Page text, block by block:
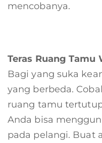
mencobanya.
Teras Ruang Tamu
Bagi yang suka
yang berbeda.
ruang tamu
Anda bisa
pada pelangi. Buat